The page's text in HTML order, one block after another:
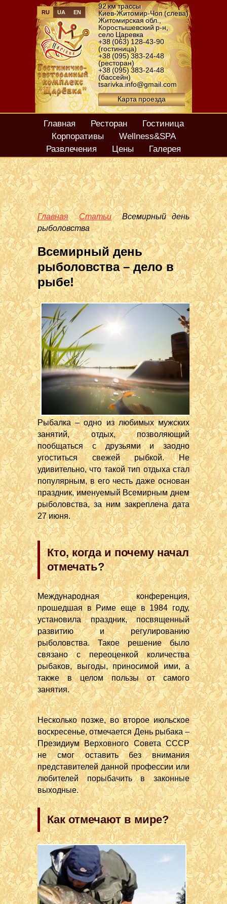
92 км трассы
Киев-Житомир-Чоп (слева)
Житомирская обл.,
Коростышевский р-н,
село Царевка
+38 (063) 128-43-90
(гостиница)
+38 (095) 383-24-48
(ресторан)
+38 (095) 383-24-48
(бассейн)
tsarivka.info@gmail.com
Карта проезда
RU UA EN
Главная Ресторан
Гостиница
Корпоративы
Wellness&SPA
Развлечения
Цены Галерея
Главная Статьи
Всемирный день
рыболовства
Всемирный день
рыболовства – дело в
рыбе!
Рыбалка – одно из любимых мужских
занятий, отдых, позволяющий
пообщаться с друзьями и заодно
угоститься свежей рыбкой. Не
удивительно, что такой тип отдыха стал
популярным, в его честь даже основан
праздник, именуемый Всемирным днем
рыболовства, за ним закреплена дата
27 июня.
Кто, когда и почему начал
отмечать?
Международная конференция,
прошедшая в Риме еще в 1984 году,
установила праздник, посвященный
развитию и регулированию
рыболовства. Такое решение было
связано с переоценкой количества
рыбаков, выгоды, приносимой ими, а
также в целом пользы от самого
занятия.
Несколько позже, во второе июльское
воскресенье, отмечается День рыбака –
Президиум Верховного Совета СССР
не смог оставить без внимания
представителей данной профессии или
любителей порыбачить в законные
выходные.
Как отмечают в мире?